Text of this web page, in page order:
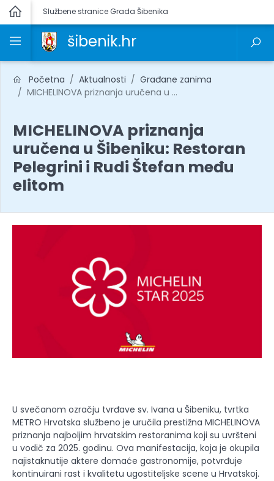
Službene stranice Grada Šibenika
šibenik.hr
Početna Aktualnosti
Građane zanima
MICHELINOVA priznanja uručena u ...
MICHELINOVA priznanja
uručena u Šibeniku: Restoran
Pelegrini i Rudi Štefan među
elitom
U svečanom ozračju tvrđave sv. Ivana u Šibeniku, tvrtka
METRO Hrvatska službeno je uručila prestižna MICHELINOVA
priznanja najboljim hrvatskim restoranima koji su uvršteni
u vodič za 2025. godinu. Ova manifestacija, koja je okupila
najistaknutije aktere domaće gastronomije, potvrđuje
kontinuirani rast i kvalitetu ugostiteljske scene u Hrvatskoj.